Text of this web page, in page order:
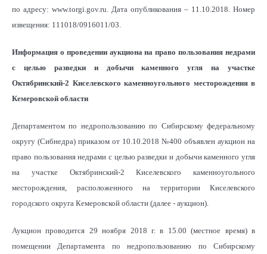
по адресу: www.torgi.gov.ru. Дата опубликования – 11.10.2018. Номер
извещения: 111018/0916011/03.
Информация о проведении аукциона на право пользования недрами
с целью разведки и добычи каменного угля на участке
Октябринский-2 Киселевского каменноугольного месторождения в
Кемеровской области
Департаментом по недропользованию по Сибирскому федеральному
округу (Сибнедра) приказом от 10.10.2018 №400 объявлен аукцион на
право пользования недрами с целью разведки и добычи каменного угля
на участке Октябринский-2 Киселевского каменноугольного
месторождения, расположенного на территории Киселевского
городского округа Кемеровской области (далее - аукцион).
Аукцион проводится 29 ноября 2018 г. в 15.00 (местное время) в
помещении Департамента по недропользованию по Сибирскому